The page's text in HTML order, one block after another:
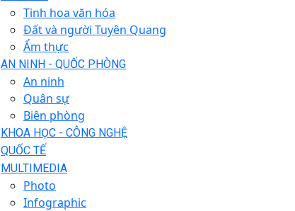
Tinh hoa văn hóa
Đất và người Tuyên Quang
Ẩm thực
AN NINH - QUỐC PHÒNG
An ninh
Quân sự
Biên phòng
KHOA HỌC - CÔNG NGHỆ
QUỐC TẾ
MULTIMEDIA
Photo
Infographic